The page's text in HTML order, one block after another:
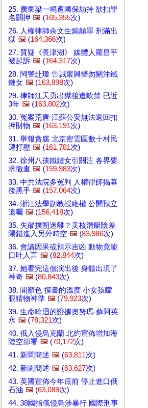
25. 廣東梁一鳴遭國保劫持 欲扣罪
名關押 🖼️ (165,355次)
26. 人權律師余文生煽顛罪 刑滿出
獄 🖼️ (164,366次)
27. 質疑《長津湖》 媒體人羅昌平
被起訴 🖼️ (164,317次)
28. 閩警赴瓊 告誡嚴興聲勿關注鐵
鏈女 🖼️ (163,898次)
29. 律師江天勇出獄後遭軟禁 已近
3年 🖼️ (163,802次)
30. 冤案荒唐 江蘇公安無法返回扣
押財物 🖼️ (163,191次)
31. 舉報貪腐 北京密雲區數十村民
遭打壓 🖼️ (161,781次)
32. 徐州八孩鐵鏈女引關注 各界要
求徹查 🖼️ (159,983次)
33. 中共法院多冤判 人權律師揭幕
後黑手 🖼️ (157,064次)
34. 浙江法學副教授維權 公開預立
遺囑 🖼️ (156,418次)
35. 失蹤撲朔迷離？美核潛艇陰差
陽錯進入另外時空 🖼️ (83,986次)
36. 會講因果或預示吉凶 動物竟能
口吐人言 🖼️ (82,844次)
37. 她看完這個演出後 身體出現了
神奇 🖼️ (80,843次)
38. 聞顏色 摸畫的溫度 小女孩矇
眼猜物神準 🖼️ (79,923次)
39. 生命輪迴的證據奧努瑪-蘇阿英
永 🖼️ (78,321次)
40. 俄入侵烏克蘭 北約宣佈增加海
陸空部署 🖼️ (70,172次)
41. 新聞簡述 🖼️ (63,811次)
42. 新聞簡述 🖼️ (63,627次)
43. 英國宣佈今年底前 停止進口俄
石油 🖼️ (63,089次)
44. 38國指俄侵烏涉暴行 國際刑事